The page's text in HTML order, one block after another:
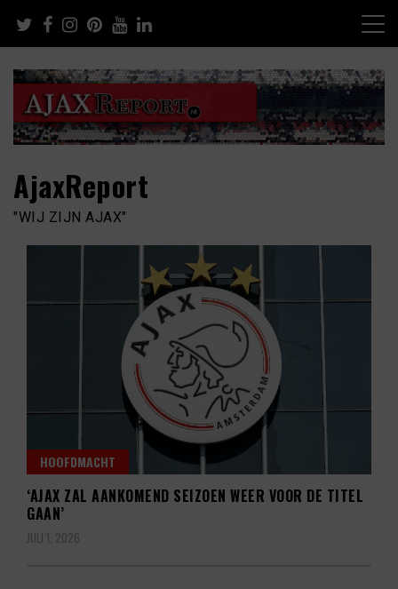
content
AjaxReport
"WIJ ZIJN AJAX"
HOOFDMACHT
‘AJAX ZAL AANKOMEND SEIZOEN WEER VOOR DE TITEL
GAAN’
JULI 1, 2026